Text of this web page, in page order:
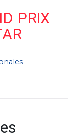
PRIX